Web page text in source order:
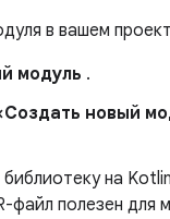
в вашем
модуль .
новый
на
файл полезен для